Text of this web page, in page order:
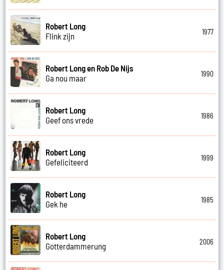
Robert Long
Flink zijn
1977
Robert Long en Rob De Nijs
Ga nou maar
1990
Robert Long
Geef ons vrede
1986
Robert Long
Gefeliciteerd
1999
Robert Long
Gek he
1985
Robert Long
Gotterdammerung
2006